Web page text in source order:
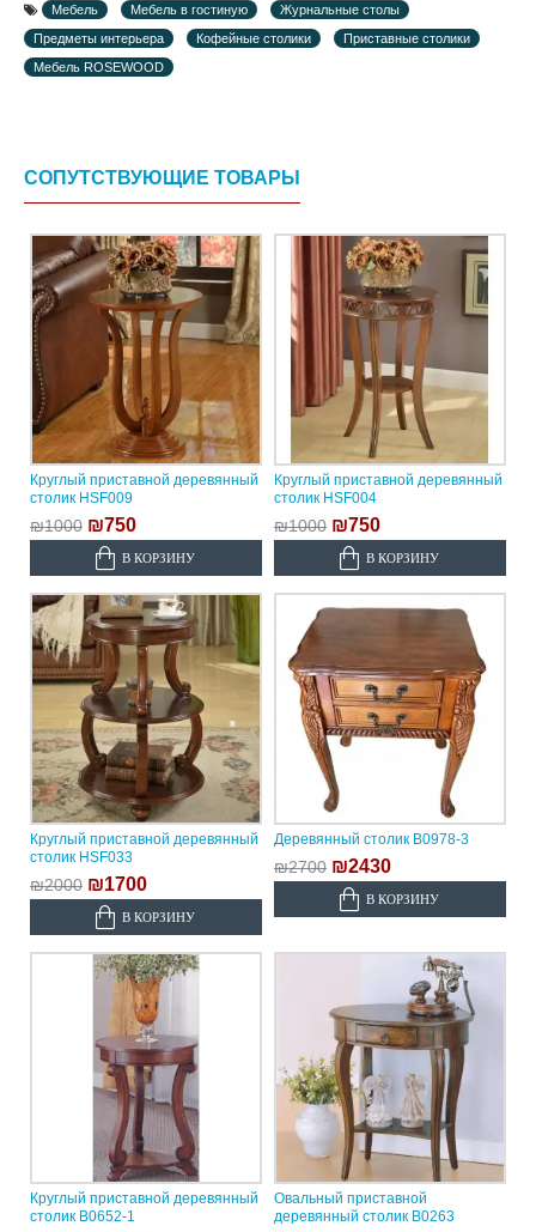
Мебель Мебель в гостиную
Журнальные столы
Предметы интерьера
Кофейные столики
Приставные столики
Мебель ROSEWOOD
СОПУТСТВУЮЩИЕ ТОВАРЫ
Круглый приставной деревянный
столик HSF009
₪1000 ₪750
В КОРЗИНУ
Круглый приставной деревянный
столик HSF004
₪1000 ₪750
В КОРЗИНУ
Круглый приставной деревянный
столик HSF033
₪2000 ₪1700
В КОРЗИНУ
Деревянный столик B0978-3
₪2700 ₪2430
В КОРЗИНУ
Круглый приставной деревянный
столик B0652-1
Овальный приставной
деревянный столик B0263